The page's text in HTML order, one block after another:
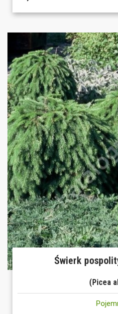
Świerk
(Picea